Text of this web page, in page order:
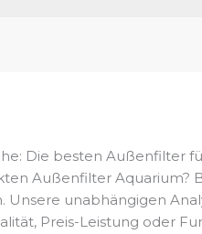
Die besten Außenfilter
Außenfilter Aquarium?
unabhängigen
Preis-Leistung oder